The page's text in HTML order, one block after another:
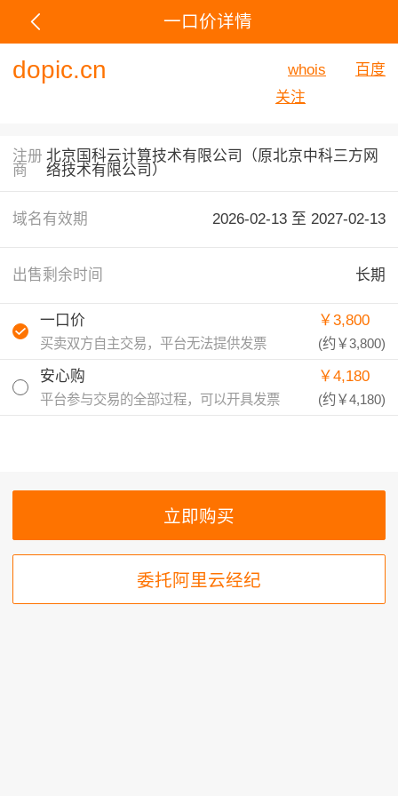
一口价详情
dopic.cn whois
百度
关注
注册
商
北京国科云计算技术有限公司（原北京中科三方网
络技术有限公司）
域名有效期 2026-02-13 至 2027-02-13
出售剩余时间 长期
一口价
买卖双方自主交易，平台无法提供发票
￥3,800
(约￥3,800)
安心购
平台参与交易的全部过程，可以开具发票
￥4,180
(约￥4,180)
委托阿里云经纪